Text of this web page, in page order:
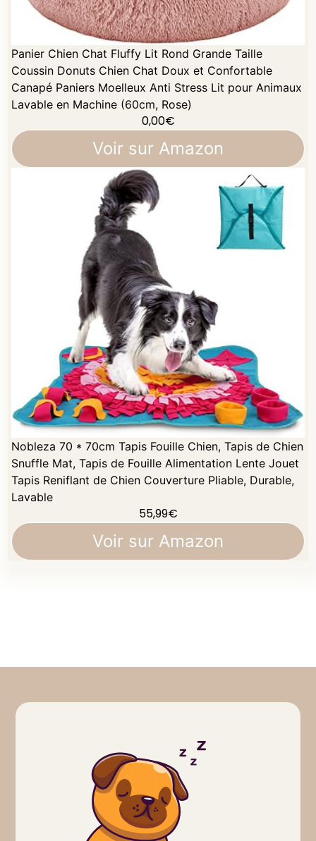
Panier Chien Chat Fluffy Lit Rond Grande Taille
Coussin Donuts Chien Chat Doux et Confortable
Canapé Paniers Moelleux Anti Stress Lit pour Animaux
Lavable en Machine (60cm, Rose)
0,00€
Voir sur Amazon
Nobleza 70 * 70cm Tapis Fouille Chien, Tapis de Chien
Snuffle Mat, Tapis de Fouille Alimentation Lente Jouet
Tapis Reniflant de Chien Couverture Pliable, Durable,
Lavable
55,99€
Voir sur Amazon